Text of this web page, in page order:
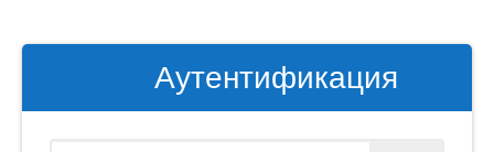
Аутентификация